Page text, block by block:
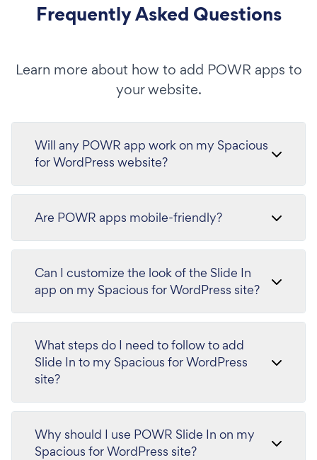
Frequently Asked Questions
Learn more about how to add POWR apps to
your website.
Will any POWR app work on my Spacious
for WordPress website?
Are POWR apps mobile-friendly?
Can I customize the look of the Slide In
app on my Spacious for WordPress site?
What steps do I need to follow to add
Slide In to my Spacious for WordPress
site?
Why should I use POWR Slide In on my
Spacious for WordPress site?